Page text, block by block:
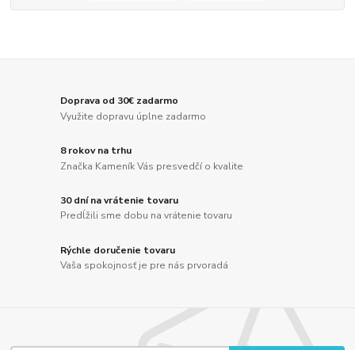
Doprava od 30€ zadarmo
Využite dopravu úplne zadarmo
8 rokov na trhu
Značka Kameník Vás presvedčí o kvalite
30 dní na vrátenie tovaru
Predĺžili sme dobu na vrátenie tovaru
Rýchle doručenie tovaru
Vaša spokojnosť je pre nás prvoradá